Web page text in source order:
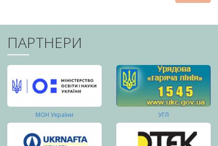
ПАРТНЕРИ
МОН України УГЛ